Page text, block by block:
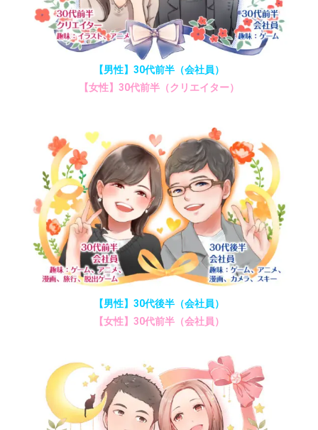
【男性】30代前半（会社員）
【女性】30代前半（クリエイター）
【男性】30代後半（会社員）
【女性】30代前半（会社員）